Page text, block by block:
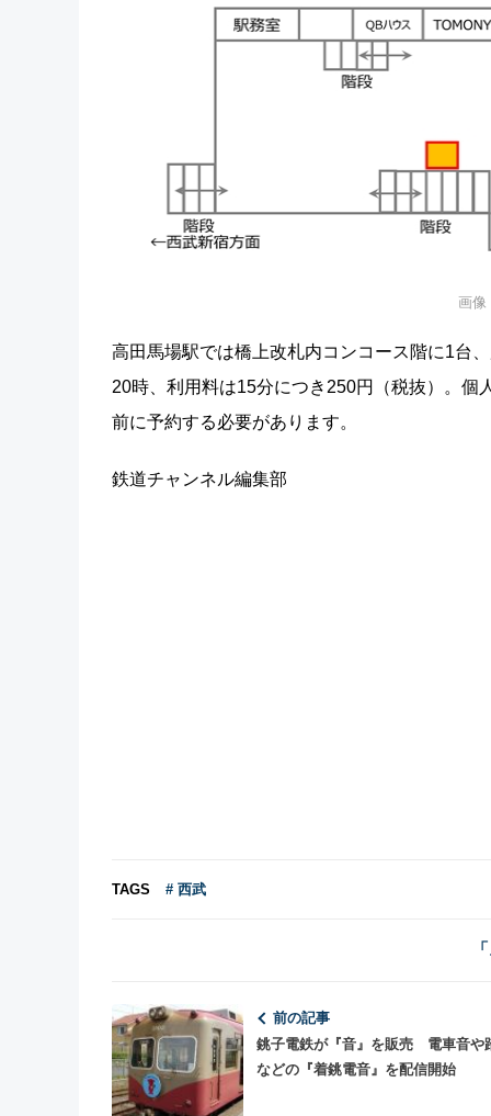
画像
高田馬場駅では橋上改札内コンコース階に1台
20時、利用料は15分につき250円（税抜）。個
前に予約する必要があります。
鉄道チャンネル編集部
TAGS # 西武
前の記事
銚子電鉄が『音』を販売 電車音や
などの『着銚電音』を配信開始